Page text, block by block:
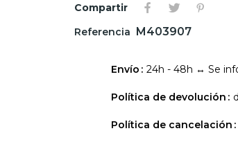
Compartir
Referencia M403907
Envío 24h - 48h ↔ Se
Política de devolución
Política de cancelación